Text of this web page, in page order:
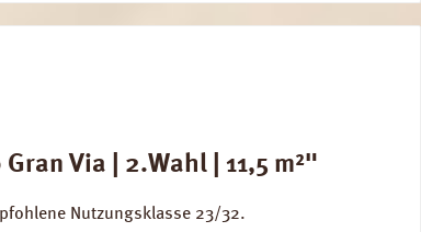
Via | 2.Wahl | 11,5 m²"
Nutzungsklasse 23/32.